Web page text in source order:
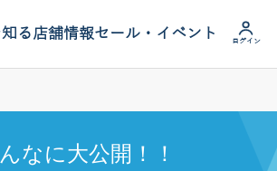
る店舗情報セール・イベント ログイン
なに大公開！！